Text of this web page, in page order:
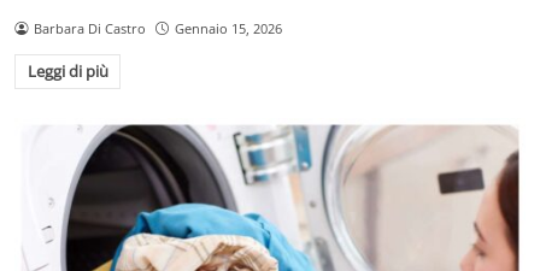
Barbara Di Castro Gennaio 15, 2026
Leggi di più